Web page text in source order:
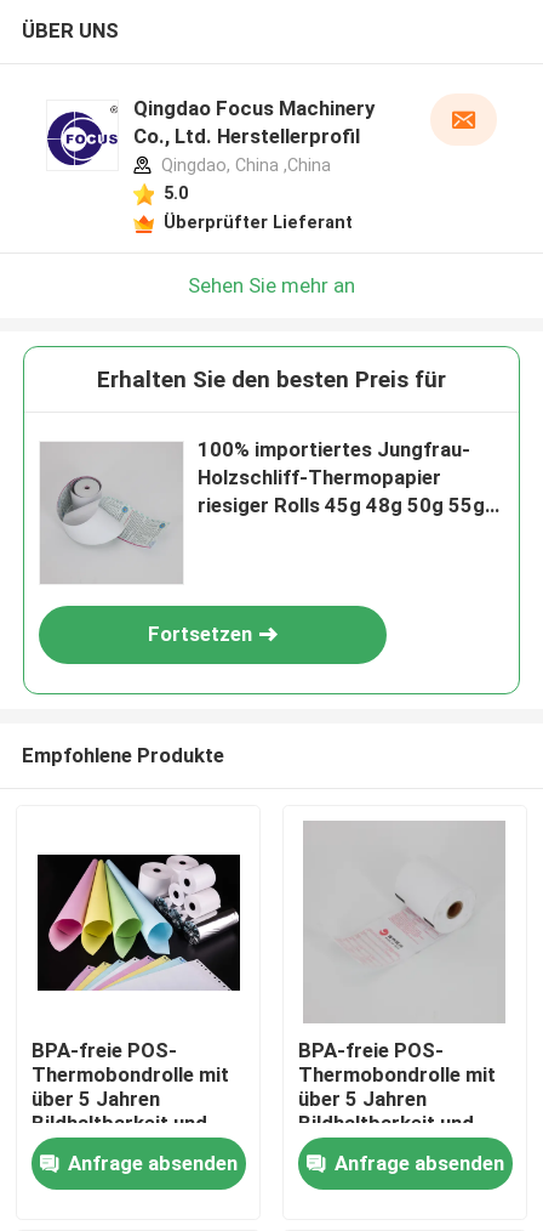
ÜBER UNS
Qingdao Focus Machinery
Co., Ltd. Herstellerprofil
Qingdao, China ,China
5.0
Überprüfter Lieferant
Sehen Sie mehr an
Erhalten Sie den besten Preis für
100% importiertes Jungfrau-
Holzschliff-Thermopapier
riesiger Rolls 45g 48g 50g 55g
Fortsetzen
Empfohlene Produkte
BPA-freie POS-
Thermobondrolle mit
über 5 Jahren
Bildhaltbarkeit und
ölbeständigen
Eigenschaften
Anfrage absenden
BPA-freie POS-
Thermobondrolle mit
über 5 Jahren
Bildhaltbarkeit und
ölbeständigen
Eigenschaften
Anfrage absenden